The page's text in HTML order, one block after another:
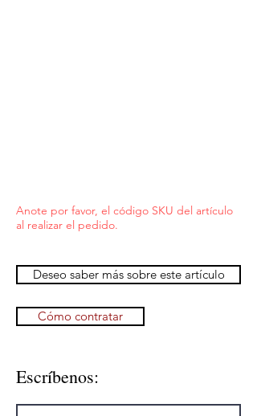
Anote por favor, el código SKU del artículo
al realizar el pedido.
Deseo saber más sobre este artículo
Cómo contratar
Escríbenos: